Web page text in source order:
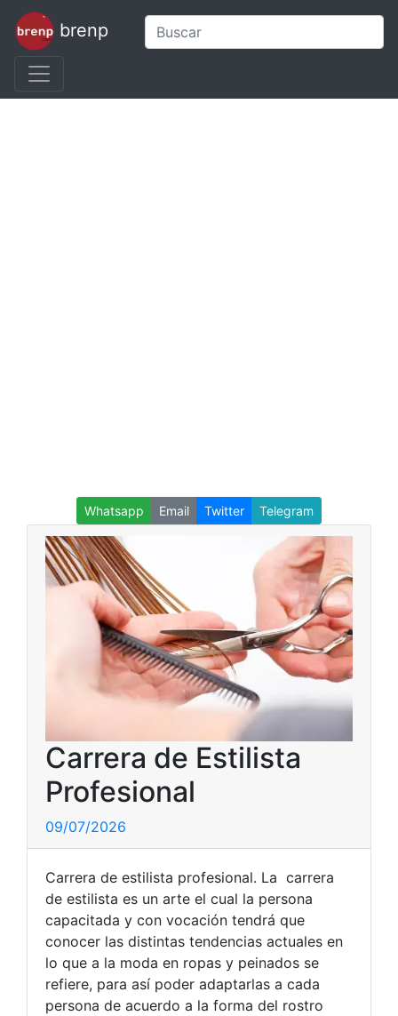
brenp
Whatsapp Email Twitter Telegram
Carrera de Estilista
Profesional
09/07/2026
Carrera de estilista profesional. La carrera
de estilista es un arte el cual la persona
capacitada y con vocación tendrá que
conocer las distintas tendencias actuales en
lo que a la moda en ropas y peinados se
refiere, para así poder adaptarlas a cada
persona de acuerdo a la forma del rostro